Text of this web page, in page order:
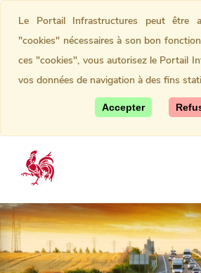
Le Portail Infrastructures peut être
"cookies" nécessaires à son bon
ces "cookies", vous autorisez le Portail
vos données de navigation à des fins
Accepter